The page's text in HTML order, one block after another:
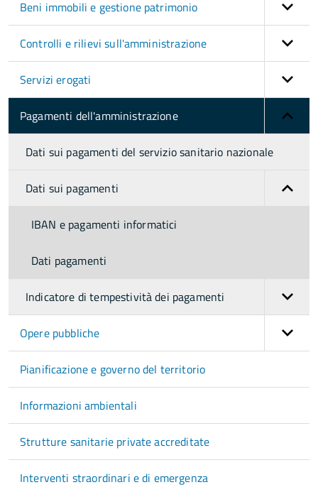
Beni immobili e gestione patrimonio
Controlli e rilievi sull'amministrazione
Servizi erogati
Pagamenti dell'amministrazione
Dati sui pagamenti del servizio sanitario nazionale
Dati sui pagamenti
IBAN e pagamenti informatici
Dati pagamenti
Indicatore di tempestività dei pagamenti
Opere pubbliche
Pianificazione e governo del territorio
Informazioni ambientali
Strutture sanitarie private accreditate
Interventi straordinari e di emergenza